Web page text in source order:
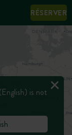
RÉSERVER
is not